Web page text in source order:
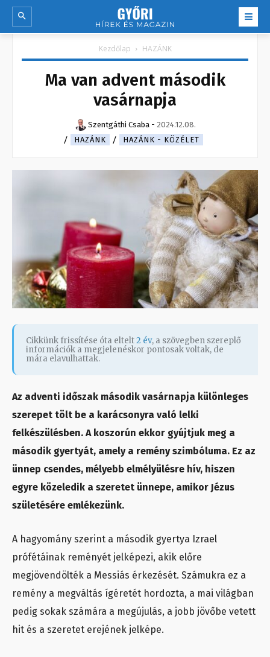
Kezdőlap HAZÁNK
Ma van advent második
vasárnapja
Szentgáthi Csaba - 2024.12.08.
HAZÁNK
HAZÁNK - KÖZÉLET
Cikkünk frissítése óta eltelt2 év, a szövegben szereplő
információk a megjelenéskor pontosak voltak, de
mára elavulhattak.
Az adventi időszak második vasárnapja különleges
szerepet tölt be a karácsonyra való lelki
felkészülésben. A koszorún ekkor gyújtjuk meg a
második gyertyát, amely a remény szimbóluma. Ez az
ünnep csendes, mélyebb elmélyülésre hív, hiszen
egyre közeledik a szeretet ünnepe, amikor Jézus
születésére emlékezünk.
A hagyomány szerint a második gyertya Izrael
prófétáinak reményét jelképezi, akik előre
megjövendölték a Messiás érkezését. Számukra ez a
remény a megváltás ígéretét hordozta, a mai világban
pedig sokak számára a megújulás, a jobb jövőbe vetett
hit és a szeretet erejének jelképe.